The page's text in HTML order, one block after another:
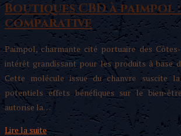
Boutiques CBD à paimpol
comparative
Paimpol, charmante cité portuaire des
intérêt grandissant pour les produits à base
Cette molécule issue du chanvre suscite
potentiels effets bénéfiques sur le bien-
autorise la…
Lire la suite